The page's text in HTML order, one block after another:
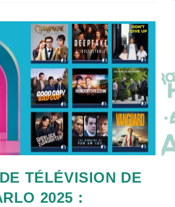
TÉLÉVISION DE
2025 :